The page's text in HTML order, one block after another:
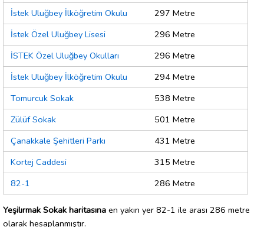
İstek Uluğbey İlköğretim Okulu
297 Metre
İstek Özel Uluğbey Lisesi
296 Metre
İSTEK Özel Uluğbey Okulları
296 Metre
İstek Uluğbey İlköğretim Okulu
294 Metre
Tomurcuk Sokak
538 Metre
Zülüf Sokak
501 Metre
Çanakkale Şehitleri Parkı
431 Metre
Kortej Caddesi
315 Metre
82-1
286 Metre
Yeşilırmak Sokak haritasına en yakın yer 82-1 ile arası 286 metre
olarak hesaplanmıştır.